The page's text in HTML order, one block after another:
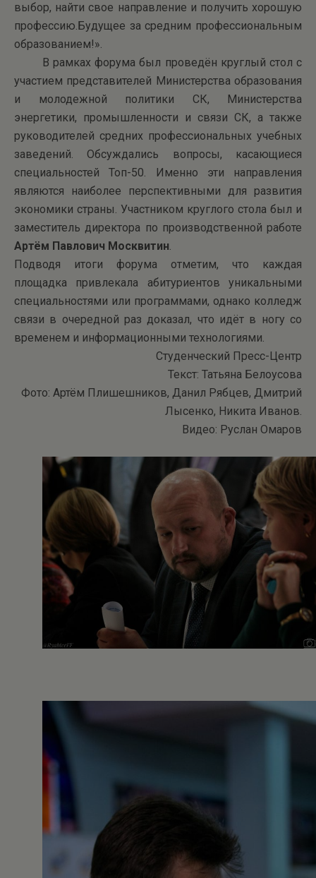
выбор, найти свое направление и получить хорошую
профессию.Будущее за средним профессиональным
образованием!».
В рамках форума был проведён круглый стол с
участием представителей Министерства образования
и молодежной политики СК, Министерства
энергетики, промышленности и связи СК, а также
руководителей средних профессиональных учебных
заведений. Обсуждались вопросы, касающиеся
специальностей Топ-50. Именно эти направления
являются наиболее перспективными для развития
экономики страны. Участником круглого стола был и
заместитель директора по производственной работе
Артём Павлович Москвитин.
Подводя итоги форума отметим, что каждая
площадка привлекала абитуриентов уникальными
специальностями или программами, однако колледж
связи в очередной раз доказал, что идёт в ногу со
временем и информационными технологиями.
Студенческий Пресс-Центр
Текст: Татьяна Белоусова
Фото: Артём Плишешников, Данил Рябцев, Дмитрий
Лысенко, Никита Иванов.
Видео: Руслан Омаров